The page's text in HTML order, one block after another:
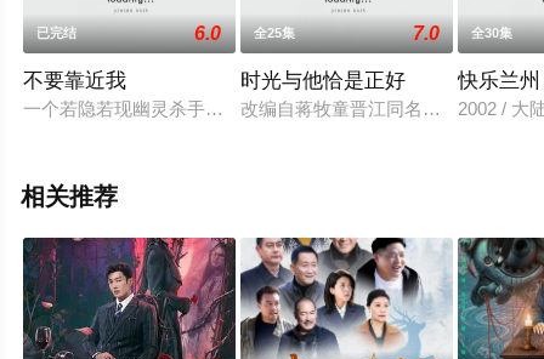
已完结 6.0
不要靠近我
一个若隐若现幽灵杀手一场布局十四年黑帮权谋之战跨国追杀
全25集 7.0
时光与他恰是正好
改编自蒋牧童晋江同名小说“钓”系兔
全30集
快乐兰州
2002 / 大
相关推荐